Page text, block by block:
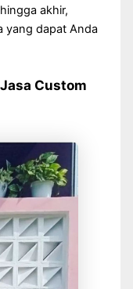
akhir,
yang dapat Anda
Custom